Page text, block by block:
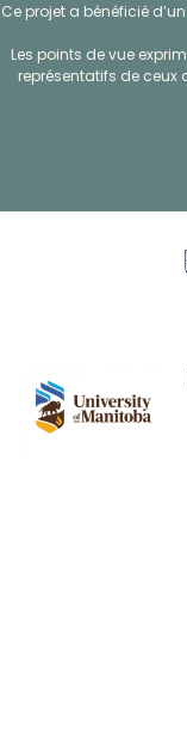
Ce projet a bénéficié
Les points de vue
représentatifs de ceux